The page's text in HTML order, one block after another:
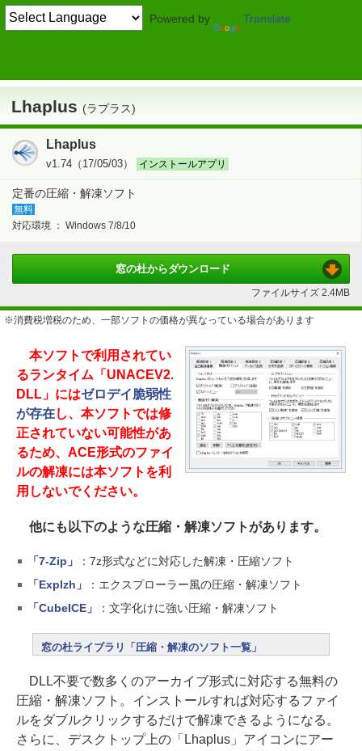
Powered by Translate
Lhaplus (ラプラス)
Lhaplus
v1.74（17/05/03） インストールアプリ
定番の圧縮・解凍ソフト
無料
対応環境 ： Windows 7/8/10
窓の杜からダウンロード
ファイルサイズ2.4MB
※消費税増税のため、一部ソフトの価格が異なっている場合があります
本ソフトで利用されてい
るランタイム「UNACEV2.
DLL」にはゼロデイ脆弱性
が存在し、本ソフトでは修
正されていない可能性があ
るため、ACE形式のファイ
ルの解凍には本ソフトを利
用しないでください。
他にも以下のような圧縮・解凍ソフトがあります。
「7-Zip」
：7z形式などに対応した解凍・圧縮ソフト
「Explzh」
：エクスプローラー風の圧縮・解凍ソフト
「CubeICE」
：文字化けに強い圧縮・解凍ソフト
窓の杜ライブラリ「圧縮・解凍のソフト一覧」
DLL不要で数多くのアーカイブ形式に対応する無料の
圧縮・解凍ソフト。インストールすれば対応するファイ
ルをダブルクリックするだけで解凍できるようになる。
さらに、デスクトップ上の「Lhaplus」アイコンにアー